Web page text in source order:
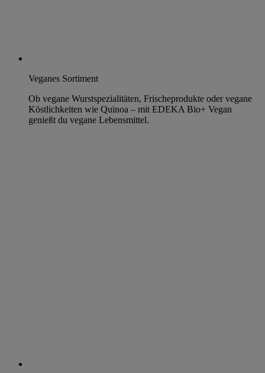
Veganes Sortiment
Ob vegane Wurstspezialitäten, Frischeprodukte oder vegane
Köstlichkeiten wie Quinoa – mit EDEKA Bio+ Vegan
genießt du vegane Lebensmittel.